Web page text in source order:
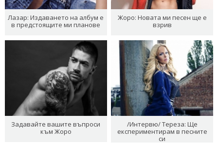
Лазар: Издаването на албум е
в предстоящите ми планове
Жоро: Новата ми песен ще е
взрив
Задавайте вашите въпроси
към Жоро
/Интервю/ Тереза: Ще
експериментирам в песните
си